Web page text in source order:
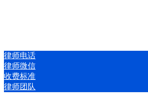
律师电话
律师微信
收费标准
律师团队